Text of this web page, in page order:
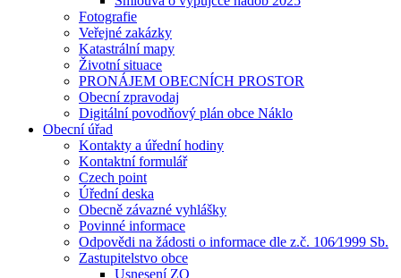
Fotografie
Veřejné zakázky
Katastrální mapy
Životní situace
PRONÁJEM OBECNÍCH PROSTOR
Obecní zpravodaj
Digitální povodňový plán obce Náklo
Obecní úřad
Kontakty a úřední hodiny
Kontaktní formulář
Czech point
Úřední deska
Obecně závazné vyhlášky
Povinné informace
Odpovědi na žádosti o informace dle z.č. 106⁄1999 Sb.
Zastupitelstvo obce
Usnesení ZO